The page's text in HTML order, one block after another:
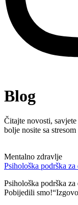
Blog
Čitajte novosti,
bolje nosite sa
Mentalno zdravlje
Psihološka podrška
Psihološka podrška
Pobijedili